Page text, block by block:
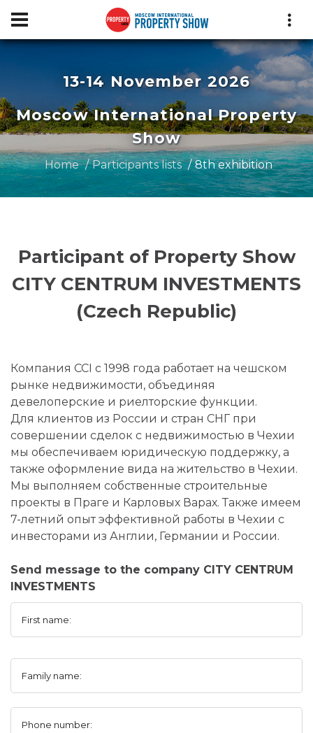
13-14 November 2026
Moscow International Property
Show
Home Participants lists 8th exhibition
Participant of Property Show
CITY CENTRUM INVESTMENTS
(Czech Republic)
Компания CCI с 1998 года работает на чешском
рынке недвижимости, объединяя
девелоперские и риелторские функции.
Для клиентов из России и стран СНГ при
совершении сделок с недвижимостью в Чехии
мы обеспечиваем юридическую поддержку, а
также оформление вида на жительство в Чехии.
Мы выполняем собственные строительные
проекты в Праге и Карловых Варах. Также имеем
7-летний опыт эффективной работы в Чехии с
инвесторами из Англии, Германии и России.
Send message to the company CITY CENTRUM
INVESTMENTS
First name:
Family name:
Phone number: